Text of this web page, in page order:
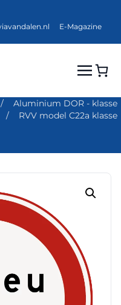
E-Magazine
/
Aluminium DOR - klasse
/
RVV model C22a klasse